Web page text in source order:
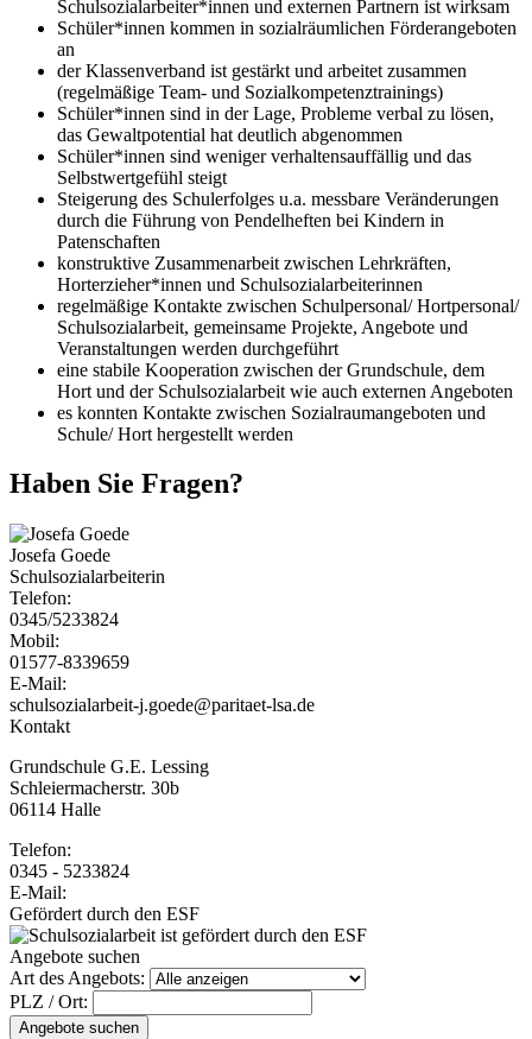
Schulsozialarbeiter*innen und externen Partnern ist wirksam
Schüler*innen kommen in sozialräumlichen Förderangeboten
an
der Klassenverband ist gestärkt und arbeitet zusammen
(regelmäßige Team- und Sozialkompetenztrainings)
Schüler*innen sind in der Lage, Probleme verbal zu lösen,
das Gewaltpotential hat deutlich abgenommen
Schüler*innen sind weniger verhaltensauffällig und das
Selbstwertgefühl steigt
Steigerung des Schulerfolges u.a. messbare Veränderungen
durch die Führung von Pendelheften bei Kindern in
Patenschaften
konstruktive Zusammenarbeit zwischen Lehrkräften,
Horterzieher*innen und Schulsozialarbeiterinnen
regelmäßige Kontakte zwischen Schulpersonal/ Hortpersonal/
Schulsozialarbeit, gemeinsame Projekte, Angebote und
Veranstaltungen werden durchgeführt
eine stabile Kooperation zwischen der Grundschule, dem
Hort und der Schulsozialarbeit wie auch externen Angeboten
es konnten Kontakte zwischen Sozialraumangeboten und
Schule/ Hort hergestellt werden
Haben Sie Fragen?
Josefa Goede
Schulsozialarbeiterin
Telefon:
0345/5233824
Mobil:
01577-8339659
E-Mail:
schulsozialarbeit-j.goede@paritaet-lsa.de
Kontakt
Grundschule G.E. Lessing
Schleiermacherstr. 30b
06114 Halle
Telefon:
0345 - 5233824
E-Mail:
Gefördert durch den ESF
Angebote suchen
Art des Angebots:
PLZ / Ort:
Angebote suchen